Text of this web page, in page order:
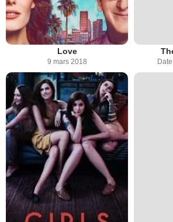
Love
9 mars 2018